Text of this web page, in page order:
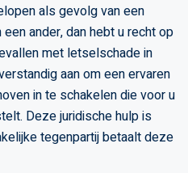
als gevolg van een
ander, dan hebt u recht op
met letselschade in
aan om een ervaren
in te schakelen die voor u
Deze juridische hulp is
tegenpartij betaalt deze